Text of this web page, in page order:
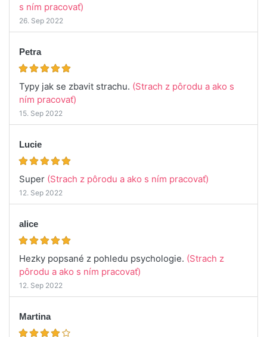
s ním pracovať)
26. Sep 2022
Petra
Typy jak se zbavit strachu. (Strach z pôrodu a ako s
ním pracovať)
15. Sep 2022
Lucie
Super (Strach z pôrodu a ako s ním pracovať)
12. Sep 2022
alice
Hezky popsané z pohledu psychologie. (Strach z
pôrodu a ako s ním pracovať)
12. Sep 2022
Martina